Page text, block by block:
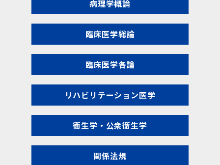
病理学概論
臨床医学総論
臨床医学各論
リハビリテーション医学
衛生学・公衆衛生学
関係法規